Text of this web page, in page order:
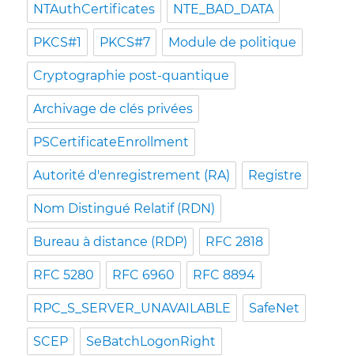
NTAuthCertificates NTE_BAD_DATA
PKCS#1 PKCS#7 Module de politique
Cryptographie post-quantique
Archivage de clés privées
PSCertificateEnrollment
Autorité d'enregistrement (RA) Registre
Nom Distingué Relatif (RDN)
Bureau à distance (RDP) RFC 2818
RFC 5280 RFC 6960 RFC 8894
RPC_S_SERVER_UNAVAILABLE SafeNet
SCEP SeBatchLogonRight